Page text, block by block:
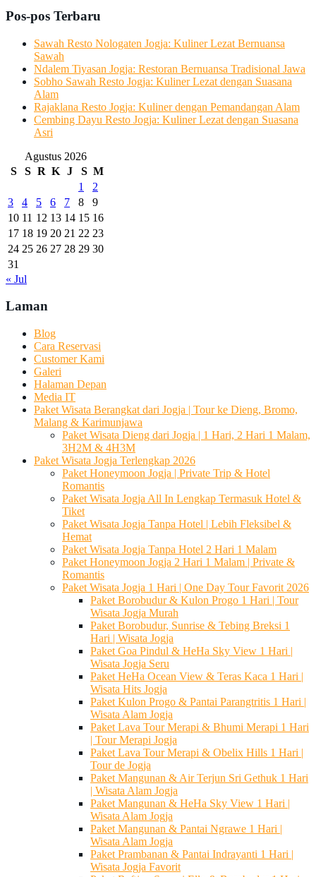
Pos-pos Terbaru
Sawah Resto Nologaten Jogja: Kuliner Lezat Bernuansa
Sawah
Ndalem Tiyasan Jogja: Restoran Bernuansa Tradisional Jawa
Sobho Sawah Resto Jogja: Kuliner Lezat dengan Suasana
Alam
Rajaklana Resto Jogja: Kuliner dengan Pemandangan Alam
Cembing Dayu Resto Jogja: Kuliner Lezat dengan Suasana
Asri
Agustus 2026
S
S R K J S M
1
2
3
4 5 6 7 8
9
10 11 12 13 14 15 16
17 18 19 20 21 22 23
24 25 26 27 28 29 30
31
« Jul
Laman
Blog
Cara Reservasi
Customer Kami
Galeri
Halaman Depan
Media IT
Paket Wisata Berangkat dari Jogja | Tour ke Dieng, Bromo,
Malang & Karimunjawa
Paket Wisata Dieng dari Jogja | 1 Hari, 2 Hari 1 Malam,
3H2M & 4H3M
Paket Wisata Jogja Terlengkap 2026
Paket Honeymoon Jogja | Private Trip & Hotel
Romantis
Paket Wisata Jogja All In Lengkap Termasuk Hotel &
Tiket
Paket Wisata Jogja Tanpa Hotel | Lebih Fleksibel &
Hemat
Paket Wisata Jogja Tanpa Hotel 2 Hari 1 Malam
Paket Honeymoon Jogja 2 Hari 1 Malam | Private &
Romantis
Paket Wisata Jogja 1 Hari | One Day Tour Favorit 2026
Paket Borobudur & Kulon Progo 1 Hari | Tour
Wisata Jogja Murah
Paket Borobudur, Sunrise & Tebing Breksi 1
Hari | Wisata Jogja
Paket Goa Pindul & HeHa Sky View 1 Hari |
Wisata Jogja Seru
Paket HeHa Ocean View & Teras Kaca 1 Hari |
Wisata Hits Jogja
Paket Kulon Progo & Pantai Parangtritis 1 Hari |
Wisata Alam Jogja
Paket Lava Tour Merapi & Bhumi Merapi 1 Hari
| Tour Merapi Jogja
Paket Lava Tour Merapi & Obelix Hills 1 Hari |
Tour de Jogja
Paket Mangunan & Air Terjun Sri Gethuk 1 Hari
| Wisata Alam Jogja
Paket Mangunan & HeHa Sky View 1 Hari |
Wisata Alam Jogja
Paket Mangunan & Pantai Ngrawe 1 Hari |
Wisata Alam Jogja
Paket Prambanan & Pantai Indrayanti 1 Hari |
Wisata Jogja Favorit